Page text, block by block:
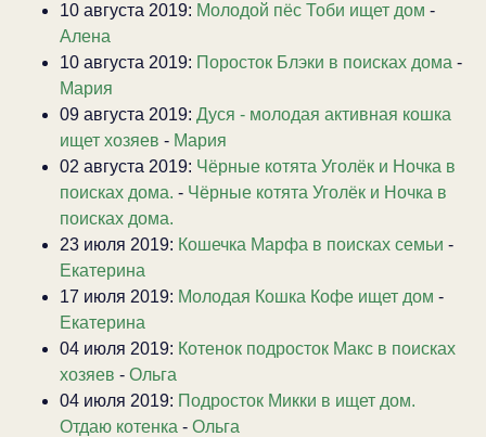
10 августа 2019: Молодой пёс Тоби ищет дом -
Алена
10 августа 2019: Поросток Блэки в поисках дома -
Мария
09 августа 2019: Дуся - молодая активная кошка
ищет хозяев - Мария
02 августа 2019: Чёрные котята Уголёк и Ночка в
поисках дома. - Чёрные котята Уголёк и Ночка в
поисках дома.
23 июля 2019: Кошечка Марфа в поисках семьи -
Екатерина
17 июля 2019: Молодая Кошка Кофе ищет дом -
Екатерина
04 июля 2019: Котенок подросток Макс в поисках
хозяев - Ольга
04 июля 2019: Подросток Микки в ищет дом.
Отдаю котенка - Ольга